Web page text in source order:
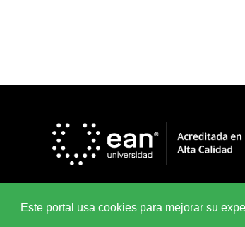
Este portal usa cookies para mejorar su